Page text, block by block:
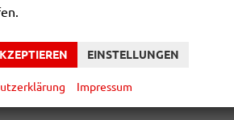
JOGGER
EINSTELLUNGEN
Impressum